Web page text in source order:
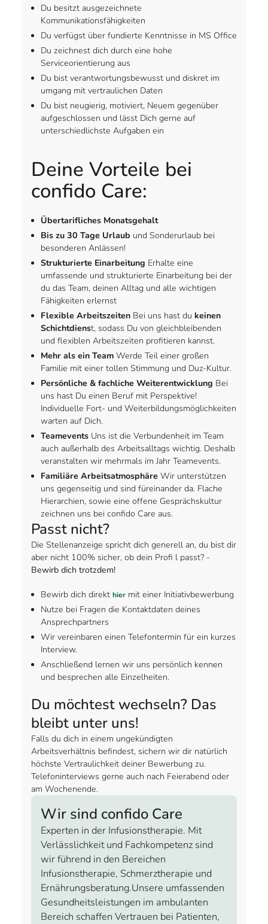
Du besitzt ausgezeichnete
Kommunikationsfähigkeiten
Du verfügst über fundierte Kenntnisse in MS Office
Du zeichnest dich durch eine hohe
Serviceorientierung aus
Du bist verantwortungsbewusst und diskret im
umgang mit vertraulichen Daten
Du bist neugierig, motiviert, Neuem gegenüber
aufgeschlossen und lässt Dich gerne auf
unterschiedlichste Aufgaben ein
Deine Vorteile bei
confido Care:
Übertarifliches Monatsgehalt
Bis zu 30 Tage Urlaub und Sonderurlaub bei
besonderen Anlässen!
Strukturierte Einarbeitung Erhalte eine
umfassende und strukturierte Einarbeitung bei der
du das Team, deinen Alltag und alle wichtigen
Fähigkeiten erlernst
Flexible Arbeitszeiten Bei uns hast du keinen
Schichtdienst, sodass Du von gleichbleibenden
und flexiblen Arbeitszeiten profitieren kannst.
Mehr als ein Team Werde Teil einer großen
Familie mit einer tollen Stimmung und Duz-Kultur.
Persönliche & fachliche Weiterentwicklung Bei
uns hast Du einen Beruf mit Perspektive!
Individuelle Fort- und Weiterbildungsmöglichkeiten
warten auf Dich.
Teamevents Uns ist die Verbundenheit im Team
auch außerhalb des Arbeitsalltags wichtig. Deshalb
veranstalten wir mehrmals im Jahr Teamevents.
Familiäre Arbeitsatmosphäre Wir unterstützen
uns gegenseitig und sind füreinander da. Flache
Hierarchien, sowie eine offene Gesprächskultur
zeichnen uns bei confido Care aus.
Passt nicht?
Die Stellenanzeige spricht dich generell an, du bist dir
aber nicht 100% sicher, ob dein Profi l passt? -
Bewirb dich trotzdem!
Bewirb dich direkt hiermit einer Initiativbewerbung
Nutze bei Fragen die Kontaktdaten deines
Ansprechpartners
Wir vereinbaren einen Telefontermin für ein kurzes
Interview.
Anschließend lernen wir uns persönlich kennen
und besprechen alle Einzelheiten.
Du möchtest wechseln? Das
bleibt unter uns!
Falls du dich in einem ungekündigten
Arbeitsverhältnis befindest, sichern wir dir natürlich
höchste Vertraulichkeit deiner Bewerbung zu.
Telefoninterviews gerne auch nach Feierabend oder
am Wochenende.
Wir sind confido Care
Experten in der Infusionstherapie. Mit
Verlässlichkeit und Fachkompetenz sind
wir führend in den Bereichen
Infusionstherapie, Schmerztherapie und
Ernährungsberatung.Unsere umfassenden
Gesundheitsleistungen im ambulanten
Bereich schaffen Vertrauen bei Patienten,